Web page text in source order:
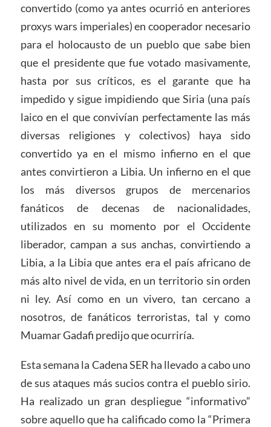
convertido (como ya antes ocurrió en anteriores
proxys wars imperiales) en cooperador necesario
para el holocausto de un pueblo que sabe bien
que el presidente que fue votado masivamente,
hasta por sus críticos, es el garante que ha
impedido y sigue impidiendo que Siria (una país
laico en el que convivían perfectamente las más
diversas religiones y colectivos) haya sido
convertido ya en el mismo infierno en el que
antes convirtieron a Libia. Un infierno en el que
los más diversos grupos de mercenarios
fanáticos de decenas de nacionalidades,
utilizados en su momento por el Occidente
liberador, campan a sus anchas, convirtiendo a
Libia, a la Libia que antes era el país africano de
más alto nivel de vida, en un territorio sin orden
ni ley. Así como en un vivero, tan cercano a
nosotros, de fanáticos terroristas, tal y como
Muamar Gadafi predijo que ocurriría.
Esta semana la Cadena SER ha llevado a cabo uno
de sus ataques más sucios contra el pueblo sirio.
Ha realizado un gran despliegue “informativo”
sobre aquello que ha calificado como la “Primera